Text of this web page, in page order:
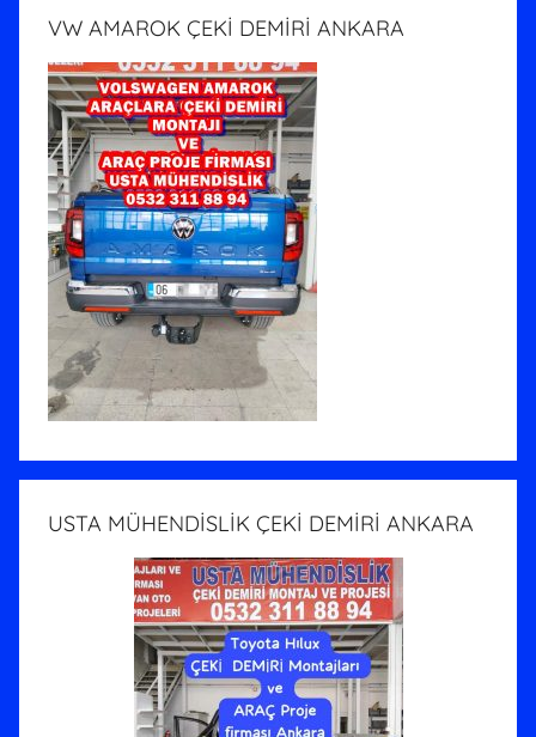
VW AMAROK ÇEKİ DEMİRİ ANKARA
USTA MÜHENDİSLİK ÇEKİ DEMİRİ ANKARA